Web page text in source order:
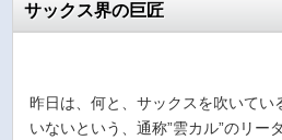
サックス界の巨匠
昨日は、何と、サックスを吹いてい
いないという、通称”雲カル”のリー